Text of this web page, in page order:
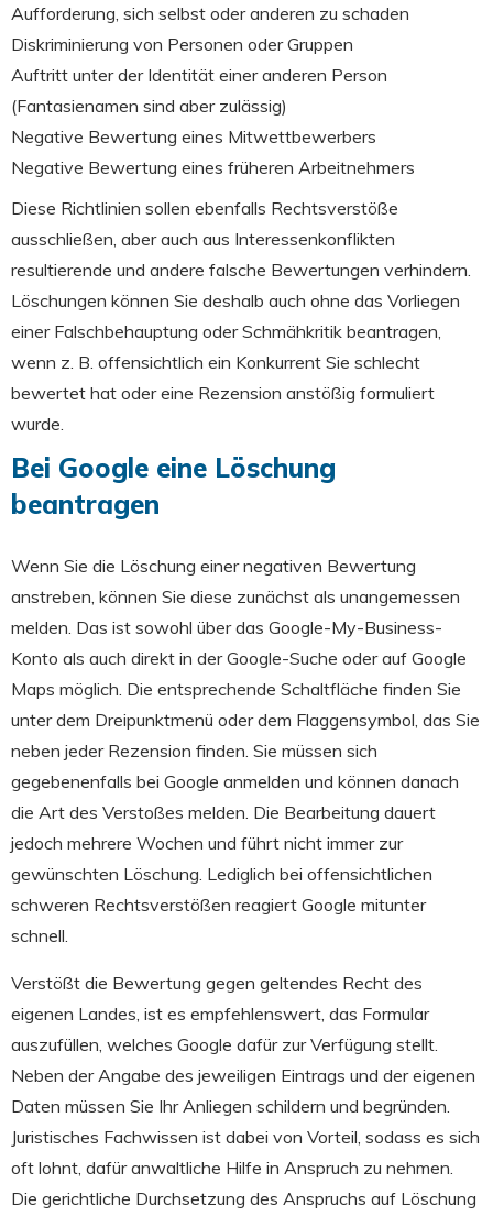
Aufforderung, sich selbst oder anderen zu schaden
Diskriminierung von Personen oder Gruppen
Auftritt unter der Identität einer anderen Person
(Fantasienamen sind aber zulässig)
Negative Bewertung eines Mitwettbewerbers
Negative Bewertung eines früheren Arbeitnehmers
Diese Richtlinien sollen ebenfalls Rechtsverstöße
ausschließen, aber auch aus Interessenkonflikten
resultierende und andere falsche Bewertungen verhindern.
Löschungen können Sie deshalb auch ohne das Vorliegen
einer Falschbehauptung oder Schmähkritik beantragen,
wenn z. B. offensichtlich ein Konkurrent Sie schlecht
bewertet hat oder eine Rezension anstößig formuliert
wurde.
Bei Google eine Löschung
beantragen
Wenn Sie die Löschung einer negativen Bewertung
anstreben, können Sie diese zunächst als unangemessen
melden. Das ist sowohl über das Google-My-Business-
Konto als auch direkt in der Google-Suche oder auf Google
Maps möglich. Die entsprechende Schaltfläche finden Sie
unter dem Dreipunktmenü oder dem Flaggensymbol, das Sie
neben jeder Rezension finden. Sie müssen sich
gegebenenfalls bei Google anmelden und können danach
die Art des Verstoßes melden. Die Bearbeitung dauert
jedoch mehrere Wochen und führt nicht immer zur
gewünschten Löschung. Lediglich bei offensichtlichen
schweren Rechtsverstößen reagiert Google mitunter
schnell.
Verstößt die Bewertung gegen geltendes Recht des
eigenen Landes, ist es empfehlenswert, das Formular
auszufüllen, welches Google dafür zur Verfügung stellt.
Neben der Angabe des jeweiligen Eintrags und der eigenen
Daten müssen Sie Ihr Anliegen schildern und begründen.
Juristisches Fachwissen ist dabei von Vorteil, sodass es sich
oft lohnt, dafür anwaltliche Hilfe in Anspruch zu nehmen.
Die gerichtliche Durchsetzung des Anspruchs auf Löschung